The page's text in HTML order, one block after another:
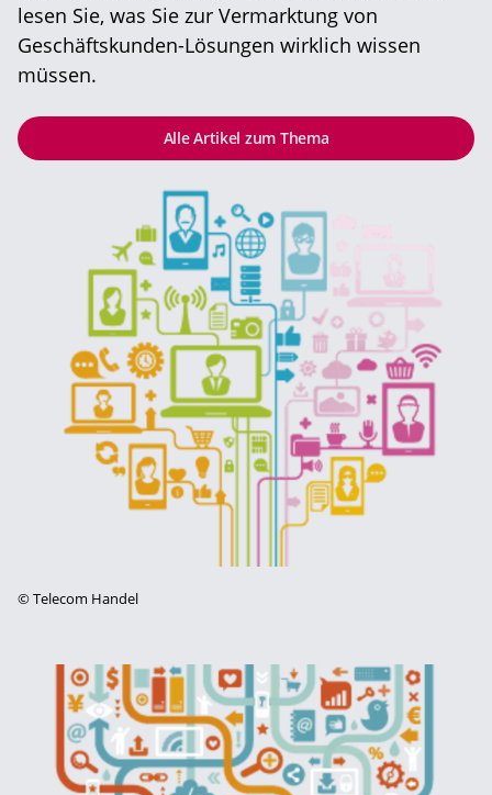
©Telecom Handel
lesen Sie, was Sie zur Vermarktung von
Geschäftskunden-Lösungen wirklich wissen
müssen.
Alle Artikel zum Thema